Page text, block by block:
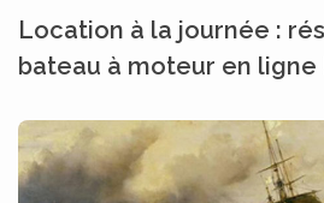
Location à la journée :
bateau à moteur en ligne